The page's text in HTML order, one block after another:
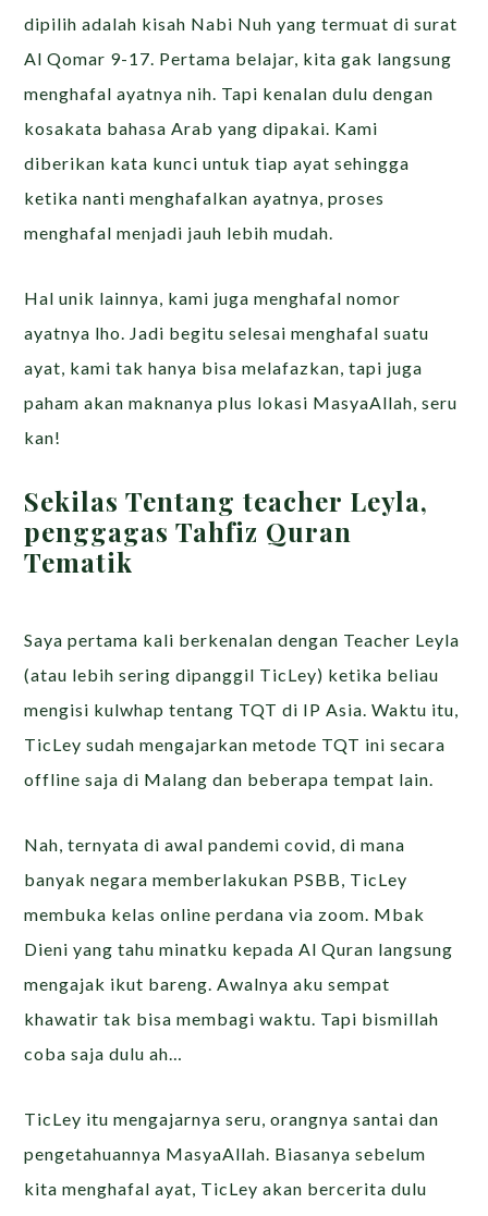
dipilih adalah kisah Nabi Nuh yang termuat di surat
Al Qomar 9-17. Pertama belajar, kita gak langsung
menghafal ayatnya nih. Tapi kenalan dulu dengan
kosakata bahasa Arab yang dipakai. Kami
diberikan kata kunci untuk tiap ayat sehingga
ketika nanti menghafalkan ayatnya, proses
menghafal menjadi jauh lebih mudah.
Hal unik lainnya, kami juga menghafal nomor
ayatnya lho. Jadi begitu selesai menghafal suatu
ayat, kami tak hanya bisa melafazkan, tapi juga
paham akan maknanya plus lokasi MasyaAllah, seru
kan!
Sekilas Tentang teacher Leyla,
penggagas Tahfiz Quran
Tematik
Saya pertama kali berkenalan dengan Teacher Leyla
(atau lebih sering dipanggil TicLey) ketika beliau
mengisi kulwhap tentang TQT di IP Asia. Waktu itu,
TicLey sudah mengajarkan metode TQT ini secara
offline saja di Malang dan beberapa tempat lain.
Nah, ternyata di awal pandemi covid, di mana
banyak negara memberlakukan PSBB, TicLey
membuka kelas online perdana via zoom. Mbak
Dieni yang tahu minatku kepada Al Quran langsung
mengajak ikut bareng. Awalnya aku sempat
khawatir tak bisa membagi waktu. Tapi bismillah
coba saja dulu ah…
TicLey itu mengajarnya seru, orangnya santai dan
pengetahuannya MasyaAllah. Biasanya sebelum
kita menghafal ayat, TicLey akan bercerita dulu